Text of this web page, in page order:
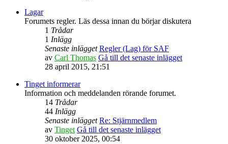
Lagar
Forumets regler. Läs dessa innan du börjar diskutera
1 Trådar
1 Inlägg
Senaste inlägget Regler (Lag) för SAF
av Carl Thomas Gå till det senaste inlägget
28 april 2015, 21:51
Tinget informerar
Information och meddelanden rörande forumet.
14 Trådar
44 Inlägg
Senaste inlägget Re: Stjärnmedlem
av Tinget Gå till det senaste inlägget
30 oktober 2025, 00:54